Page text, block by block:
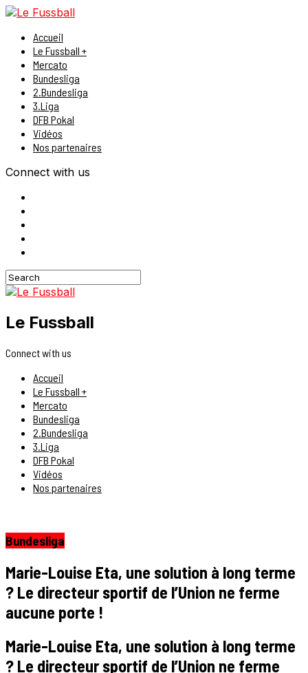
Accueil
Le Fussball +
Mercato
Bundesliga
2.Bundesliga
3.Liga
DFB Pokal
Vidéos
Nos partenaires
Connect with us
Le Fussball
Connect with us
Accueil
Le Fussball +
Mercato
Bundesliga
2.Bundesliga
3.Liga
DFB Pokal
Vidéos
Nos partenaires
Bundesliga
Marie-Louise Eta, une solution à long terme
? Le directeur sportif de l’Union ne ferme
aucune porte !
Marie-Louise Eta, une solution à long terme
? Le directeur sportif de l’Union ne ferme